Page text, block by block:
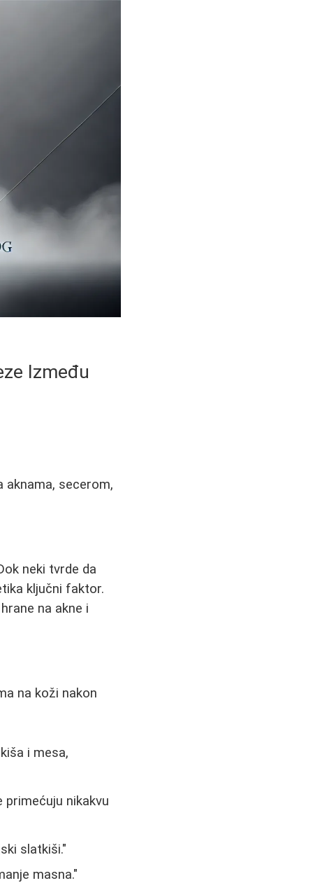
Između
aknama, secerom,
neki tvrde da
ključni faktor.
na akne i
na koži nakon
i mesa,
primećuju nikakvu
slatkiši."
masna."